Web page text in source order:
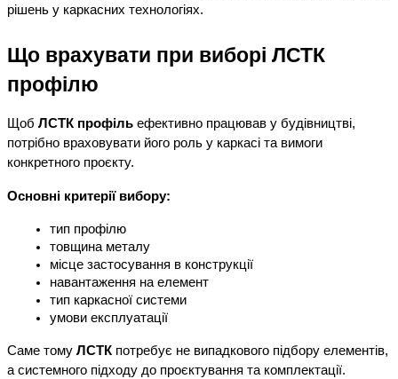
рішень у каркасних технологіях.
Що врахувати при виборі ЛСТК
профілю
Щоб ЛСТК профіль ефективно працював у будівництві,
потрібно враховувати його роль у каркасі та вимоги
конкретного проєкту.
Основні критерії вибору:
тип профілю
товщина металу
місце застосування в конструкції
навантаження на елемент
тип каркасної системи
умови експлуатації
Саме тому ЛСТК потребує не випадкового підбору елементів,
а системного підходу до проєктування та комплектації.